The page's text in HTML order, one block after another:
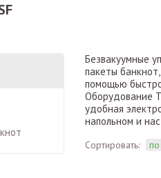
Безвакуумные
пакеты
помощью
Оборудование
удобная
напольном и
Сортировать: